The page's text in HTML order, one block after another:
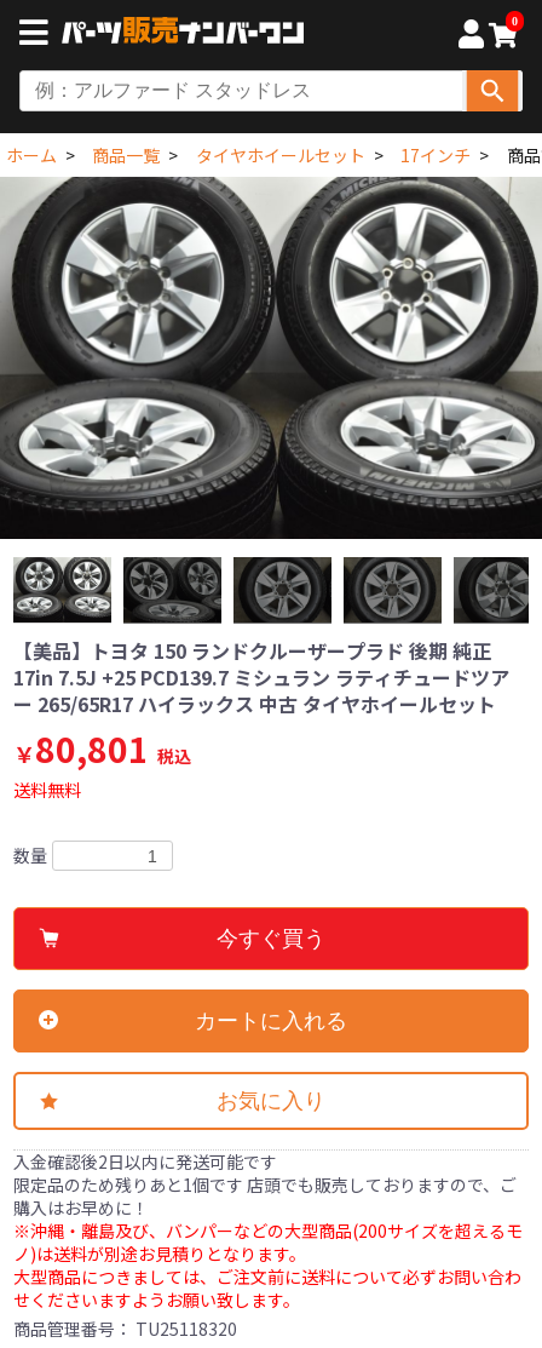
0
ホーム 商品一覧 タイヤホイールセット 17インチ 商
【美品】トヨタ 150 ランドクルーザープラド 後期 純正
17in 7.5J +25 PCD139.7 ミシュラン ラティチュードツア
ー 265/65R17 ハイラックス 中古 タイヤホイールセット
￥80,801 税込
送料無料
数量
今すぐ買う
カートに入れる
お気に入り
入金確認後2日以内に発送可能です
限定品のため残りあと1個です 店頭でも販売しておりますので、ご
購入はお早めに！
※沖縄・離島及び、バンパーなどの大型商品(200サイズを超えるモ
ノ)は送料が別途お見積りとなります。
大型商品につきましては、ご注文前に送料について必ずお問い合わ
せくださいますようお願い致します。
商品管理番号： TU25118320